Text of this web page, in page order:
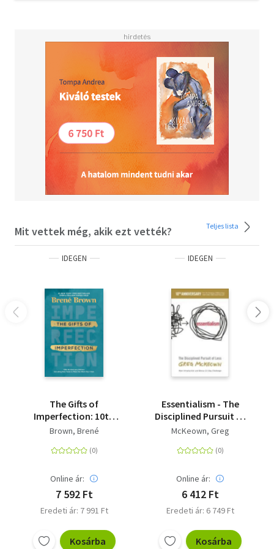
night'<BR>'A lovely book to read during winter months, it
book that takes you to a happy place every time, buy this
one'<BR><BR>Sunday Times bestseller, November 2016
Mit vettek még, akik ezt vették? Teljes lista
IDEGEN
The Gifts of
Imperfection: 10th
Anniversary Edition -
foreword and brand-
Brown, Brené
Online ár:
7 592 Ft
Eredeti ár: 7 991 Ft
Kosárba
IDEGEN
Essentialism - The
Disciplined Pursuit of
Less
McKeown, Greg
Online ár:
6 412 Ft
Eredeti ár: 6 749 Ft
Kosárba